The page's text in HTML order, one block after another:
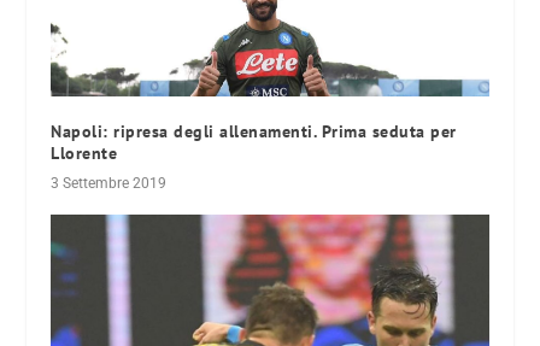
Napoli: ripresa degli allenamenti. Prima seduta per
Llorente
3 Settembre 2019